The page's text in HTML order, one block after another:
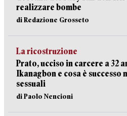
realizzare bombe
di Redazione Grosseto
La ricostruzione
Prato, ucciso in carcere a 32
Ikanagbon e cosa è
sessuali
di Paolo Nencioni